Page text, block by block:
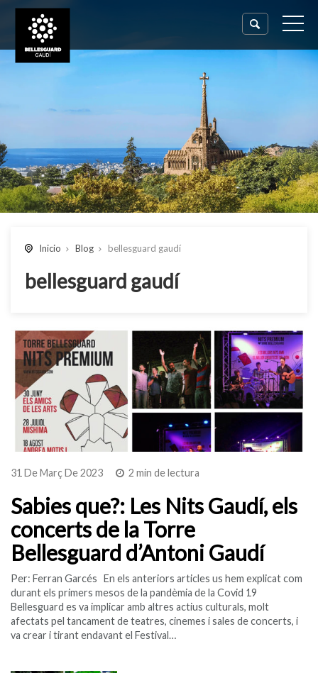
Inicio Blog bellesguard gaudí
bellesguard gaudí
31 De Març De 2023 2 min de lectura
Sabies que?: Les Nits Gaudí, els
concerts de la Torre
Bellesguard d’Antoni Gaudí
Per: Ferran Garcés En els anteriors articles us hem explicat com
durant els primers mesos de la pandèmia de la Covid 19
Bellesguard es va implicar amb altres actius culturals, molt
afectats pel tancament de teatres, cinemes i sales de concerts, i
va crear i tirant endavant el Festival…